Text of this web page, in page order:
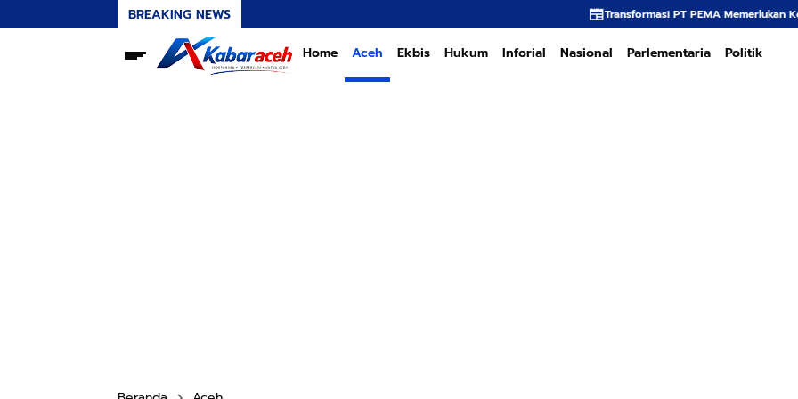
BREAKING NEWS Transformasi PT PEMA Memerlukan Kepemimpinan
Home Aceh Ekbis Hukum Inforial Nasional Parlementaria Politik